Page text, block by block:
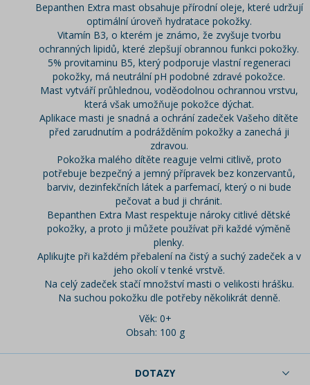
Bepanthen Extra mast obsahuje přírodní oleje, které udržují
optimální úroveň hydratace pokožky.
Vitamín B3, o kterém je známo, že zvyšuje tvorbu
ochranných lipidů, které zlepšují obrannou funkci pokožky.
5% provitaminu B5, který podporuje vlastní regeneraci
pokožky, má neutrální pH podobné zdravé pokožce.
Mast vytváří průhlednou, voděodolnou ochrannou vrstvu,
která však umožňuje pokožce dýchat.
Aplikace masti je snadná a ochrání zadeček Vašeho dítěte
před zarudnutím a podrážděním pokožky a zanechá ji
zdravou.
Pokožka malého dítěte reaguje velmi citlivě, proto
potřebuje bezpečný a jemný přípravek bez konzervantů,
barviv, dezinfekčních látek a parfemací, který o ni bude
pečovat a bud ji chránit.
Bepanthen Extra Mast respektuje nároky citlivé dětské
pokožky, a proto ji můžete používat při každé výměně
plenky.
Aplikujte při každém přebalení na čistý a suchý zadeček a v
jeho okolí v tenké vrstvě.
Na celý zadeček stačí množství masti o velikosti hrášku.
Na suchou pokožku dle potřeby několikrát denně.
Věk: 0+
Obsah: 100 g
DOTAZY